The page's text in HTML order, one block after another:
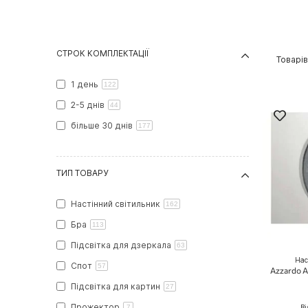
Azzardo
СТРОК КОМПЛЕКТАЦІЇ
1 день 122
2-5 днів 44
більше 30 днів 177
ТИП ТОВАРУ
Настінний світильник 162
Бра 113
Підсвітка для дзеркала 63
Спот 57
Підсвітка для картин 27